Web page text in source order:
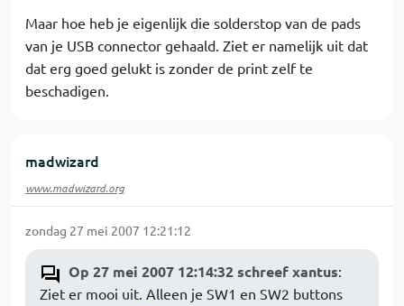
Maar hoe heb je eigenlijk die solderstop van de pads
van je USB connector gehaald. Ziet er namelijk uit dat
dat erg goed gelukt is zonder de print zelf te
beschadigen.
madwizard
www.madwizard.org
zondag 27 mei 2007 12:21:12
Op 27 mei 2007 12:14:32 schreef xantus:
Ziet er mooi uit. Alleen je SW1 en SW2 buttons